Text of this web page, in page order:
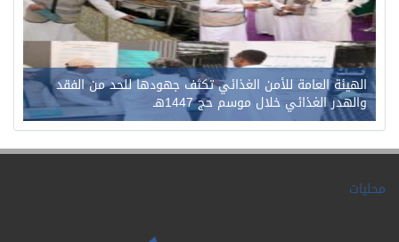
الهيئة العامة للأمن الغذائي تكثف جهودها للحد من الفقد
والهدر الغذائي خلال موسم حج 1447هـ
محليات